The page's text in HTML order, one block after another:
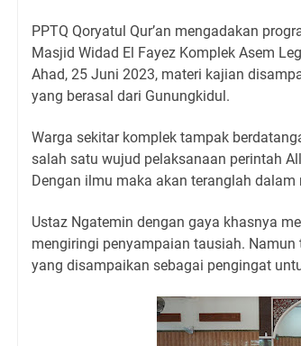
PPTQ Qoryatul Qur’an mengadakan
Masjid Widad El Fayez Komplek Asem
Ahad, 25 Juni 2023, materi kajian
yang berasal dari Gunungkidul.
Warga sekitar komplek tampak
salah satu wujud pelaksanaan perintah
Dengan ilmu maka akan teranglah
Ustaz Ngatemin dengan gaya khasnya
mengiringi penyampaian tausiah.
yang disampaikan sebagai pengingat